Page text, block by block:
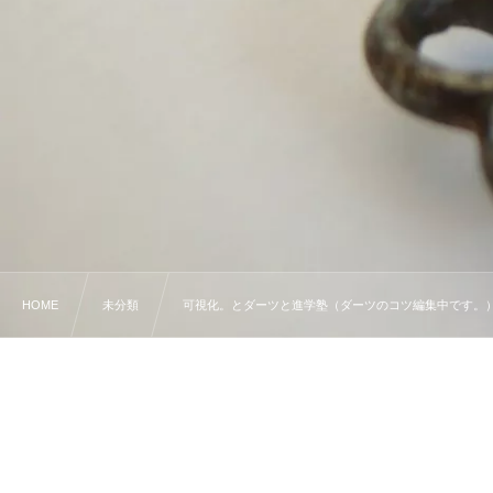
HOME 未分類 可視化。とダーツと進学塾（ダーツのコツ編集中です。